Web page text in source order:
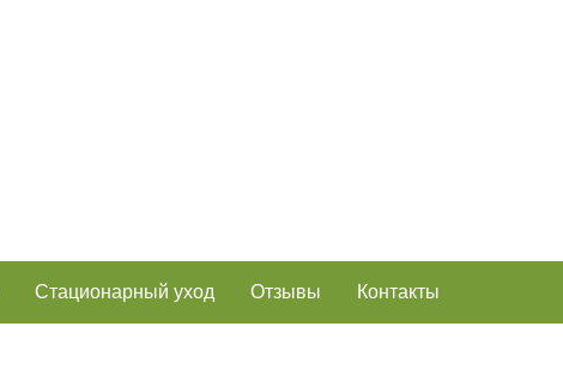
Стационарный уход Отзывы Контакты